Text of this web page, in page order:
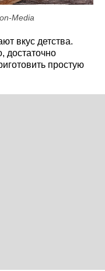
Media
вкус детства.
достаточно
простую